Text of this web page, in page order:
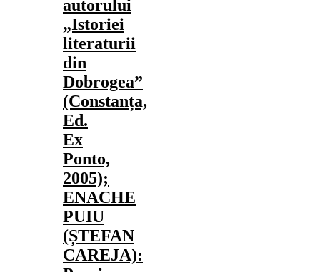
autorului
„Istoriei
literaturii
din
Dobrogea”
(Constanța,
Ed.
Ex
Ponto,
2005);
ENACHE
PUIU
(ȘTEFAN
CAREJA):